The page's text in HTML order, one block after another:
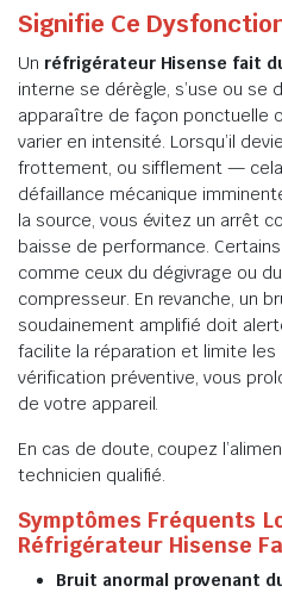
Signifie Ce
Un réfrigérateur Hisense fait
interne se dérègle, s’use ou se
apparaître de façon ponctuelle
varier en intensité. Lorsqu’il
frottement, ou sifflement —
défaillance mécanique
la source, vous évitez un arrêt
baisse de performance.
comme ceux du dégivrage ou
compresseur. En revanche, un
soudainement amplifié doit
facilite la réparation et limite les
vérification préventive, vous
de votre appareil.
En cas de doute, coupez
technicien qualifié.
Symptômes Fréquents
Réfrigérateur Hisense
Bruit anormal provenant